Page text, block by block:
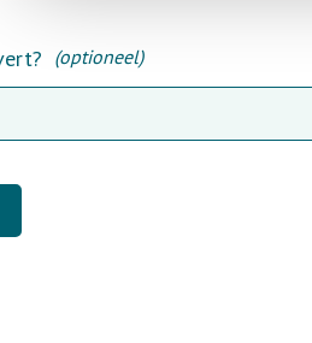
(optioneel)